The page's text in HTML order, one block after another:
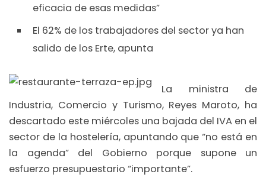
eficacia de esas medidas”
El 62% de los trabajadores del sector ya han
salido de los Erte, apunta
La ministra de
Industria, Comercio y Turismo, Reyes Maroto, ha
descartado este miércoles una bajada del IVA en el
sector de la hostelería, apuntando que “no está en
la agenda” del Gobierno porque supone un
esfuerzo presupuestario “importante”.